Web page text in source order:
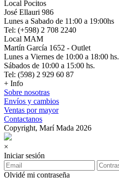
Local Pocitos
José Ellauri 986
Lunes a Sabado de 11:00 a 19:00hs
Tel: (+598) 2 708 2240
Local MAM
Martín García 1652 - Outlet
Lunes a Viernes de 10:00 a 18:00 hs.
Sábados de 10:00 a 15:00 hs.
Tel: (598) 2 929 60 87
+ Info
Sobre nosotras
Envíos y cambios
Ventas por mayor
Contactanos
Copyright, Marí Mada 2026
×
Iniciar sesión
Olvidé mi contraseña